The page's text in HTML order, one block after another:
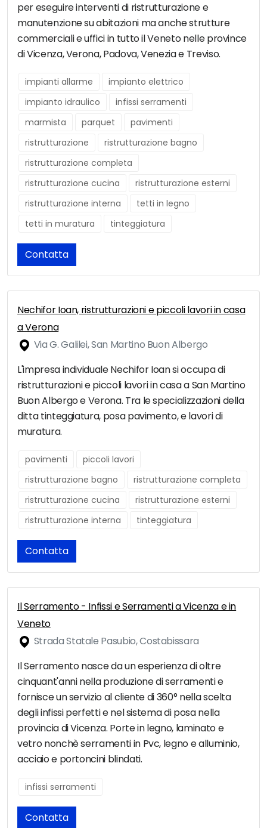
per eseguire interventi di ristrutturazione e
manutenzione su abitazioni ma anche strutture
commerciali e uffici in tutto il Veneto nelle province
di Vicenza, Verona, Padova, Venezia e Treviso.
impianti allarme
impianto elettrico
impianto idraulico
infissi serramenti
marmista
parquet
pavimenti
ristrutturazione
ristrutturazione bagno
ristrutturazione completa
ristrutturazione cucina
ristrutturazione esterni
ristrutturazione interna
tetti in legno
tetti in muratura
tinteggiatura
Contatta
Nechifor Ioan, ristrutturazioni e piccoli lavori in casa
a Verona
Via G. Galilei, San Martino Buon Albergo
L'impresa individuale Nechifor Ioan si occupa di
ristrutturazioni e piccoli lavori in casa a San Martino
Buon Albergo e Verona. Tra le specializzazioni della
ditta tinteggiatura, posa pavimento, e lavori di
muratura.
pavimenti
piccoli lavori
ristrutturazione bagno
ristrutturazione completa
ristrutturazione cucina
ristrutturazione esterni
ristrutturazione interna
tinteggiatura
Contatta
Il Serramento - Infissi e Serramenti a Vicenza e in
Veneto
Strada Statale Pasubio, Costabissara
Il Serramento nasce da un esperienza di oltre
cinquant'anni nella produzione di serramenti e
fornisce un servizio al cliente di 360° nella scelta
degli infissi perfetti e nel sistema di posa nella
provincia di Vicenza. Porte in legno, laminato e
vetro nonchè serramenti in Pvc, legno e alluminio,
acciaio e portoncini blindati.
infissi serramenti
Contatta